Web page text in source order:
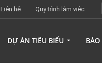
Liên hệ Quy trình làm việc
DỰ ÁN TIÊU BIỂU BÁO